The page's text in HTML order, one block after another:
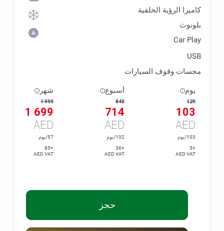
كاميرا الرؤية الخلفية
بلوتوث
Car Play
USB
مجسات وقوف السيارات
يوم
129
103
AED
103/يوم
+5
AED VAT
أسبوع
840
714
AED
102/يوم
+36
AED VAT
شهر
1 999
1 699
AED
57/يوم
+85
AED VAT
حجز